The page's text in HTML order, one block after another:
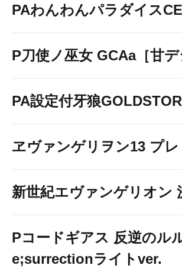
PAわんわんパラダイス
P刀使ノ巫女 GCAa［甘デ
PA設定付牙狼
ヱヴァンゲリヲン13 プ
新世紀エヴァンゲリオン
Pコードギアス 反逆のル
e;surrectionライトver.